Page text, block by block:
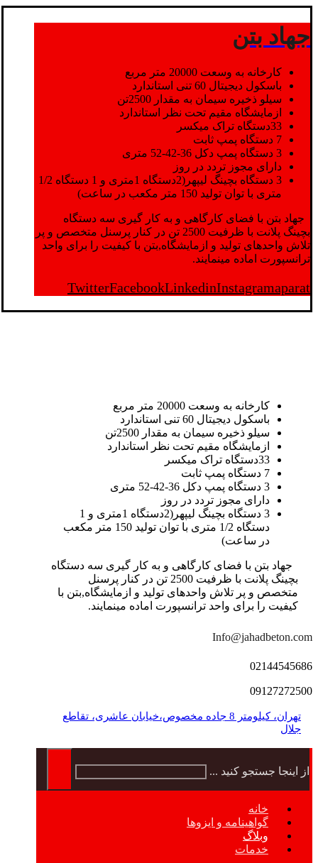
جهاد بتن
کارخانه به وسعت 20000 متر مربع
باسکول دیجیتال 60 تنی استاندارد
سیلو ذخیره سیمان به مقدار 2500تن
ازمایشگاه مقیم تحت نظر استاندارد
33دستگاه تراک میکسر
7 دستگاه پمپ ثابت
3 دستگاه پمپ دکل 36-42-52 متری
دارای مجوز تردد در روز
3 دستگاه بچینگ لیپهر(2دستگاه 1متری و 1 دستگاه 1/2
متری با توان تولید 150 متر مکعب در ساعت)
جهاد بتن با فضای کارگاهی و به کار گیری سه دستگاه
بچینگ پلانت با ظرفیت 2500 تن در کنار پرسنل متخصص و پر
تلاش واحدهای تولید و ازمایشگاه,بتن با کیفیت را برای واحد
ترانسپورت اماده مینمایند.
TwitterFacebookLinkedinInstagramaparat
کارخانه به وسعت 20000 متر مربع
باسکول دیجیتال 60 تنی استاندارد
سیلو ذخیره سیمان به مقدار 2500تن
ازمایشگاه مقیم تحت نظر استاندارد
33دستگاه تراک میکسر
7 دستگاه پمپ ثابت
3 دستگاه پمپ دکل 36-42-52 متری
دارای مجوز تردد در روز
3 دستگاه بچینگ لیپهر(2دستگاه 1متری و 1
دستگاه 1/2 متری با توان تولید 150 متر مکعب
در ساعت)
جهاد بتن با فضای کارگاهی و به کار گیری سه دستگاه
بچینگ پلانت با ظرفیت 2500 تن در کنار پرسنل
متخصص و پر تلاش واحدهای تولید و ازمایشگاه,بتن با
کیفیت را برای واحد ترانسپورت اماده مینمایند.
Info@jahadbeton.com
02144545686
09127272500
تهران، کیلومتر 8 جاده مخصوص،خیابان عاشری، تقاطع
جلال
از اینجا جستجو کنید ...
خانه
گواهینامه و ایزوها
وبلاگ
خدمات